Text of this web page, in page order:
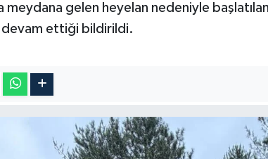
meydana gelen heyelan nedeniyle
devam ettiği bildirildi.